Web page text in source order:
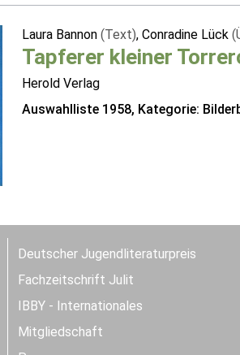
Laura Bannon (Text), Conradine Lück
Tapferer kleiner
Herold Verlag
Auswahlliste 1958, Kategorie:
Deutscher Jugendliteraturpreis
Fachzeitschrift Julit
IBBY - Internationales
Mitgliedschaft